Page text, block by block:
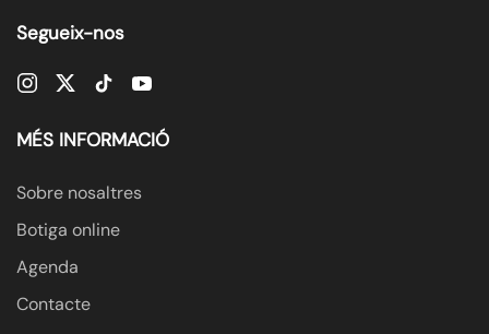
Segueix-nos
MÉS INFORMACIÓ
Sobre nosaltres
Botiga online
Agenda
Contacte